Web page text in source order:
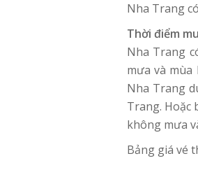
Nha Trang
Thời điểm
Nha Trang
mưa và
Nha Trang
Trang. Hoặc
không mưa
Bảng giá vé